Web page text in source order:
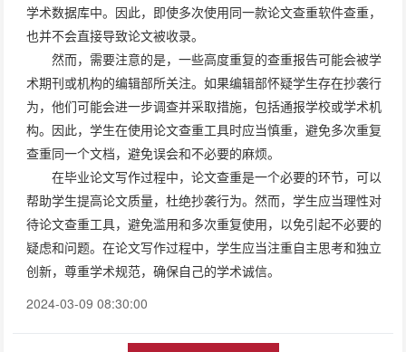
学术数据库中。因此，即使多次使用同一款论文查重软件查重，
也并不会直接导致论文被收录。
然而，需要注意的是，一些高度重复的查重报告可能会被学
术期刊或机构的编辑部所关注。如果编辑部怀疑学生存在抄袭行
为，他们可能会进一步调查并采取措施，包括通报学校或学术机
构。因此，学生在使用论文查重工具时应当慎重，避免多次重复
查重同一个文档，避免误会和不必要的麻烦。
在毕业论文写作过程中，论文查重是一个必要的环节，可以
帮助学生提高论文质量，杜绝抄袭行为。然而，学生应当理性对
待论文查重工具，避免滥用和多次重复使用，以免引起不必要的
疑虑和问题。在论文写作过程中，学生应当注重自主思考和独立
创新，尊重学术规范，确保自己的学术诚信。
2024-03-09 08:30:00